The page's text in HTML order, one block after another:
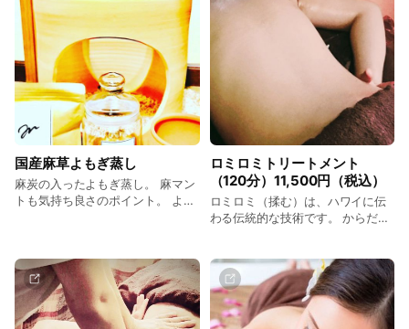
国産麻草よもぎ蒸し
麻炭の入ったよもぎ蒸し。 麻マン
トも気持ち良さのポイント。 よも
5,300円 よもぎ蒸し＋インジェク
ションパックコース 7,400円 （全
て税込）
ロミロミトリートメント
（120分）11,500円（税込）
ロミロミ（揉む）は、ハワイに伝
わる伝統的な技術です。 からだの
す。